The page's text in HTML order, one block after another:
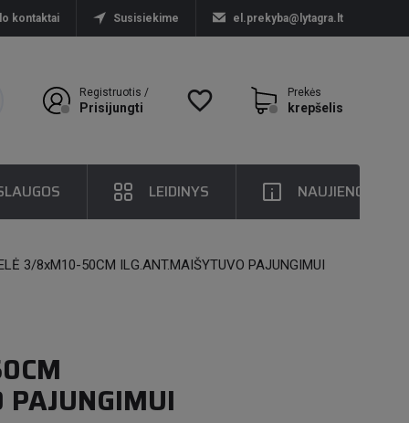
kontaktai Susisiekime el.prekyba@lytagra.lt
Prekės
krepšelis
favorite_border
Registruotis /
Prisijungti
LEIDINYS NAUJIENOS
3/8xM10-50CM ILG.ANT.MAIŠYTUVO PAJUNGIMUI